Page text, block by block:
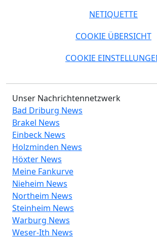
NETIQUETTE
COOKIE ÜBERSICHT
COOKIE
Unser Nachrichtennetzwerk
Bad Driburg News
Brakel News
Einbeck News
Holzminden News
Höxter News
Meine Fankurve
Nieheim News
Northeim News
Steinheim News
Warburg News
Weser-Ith News